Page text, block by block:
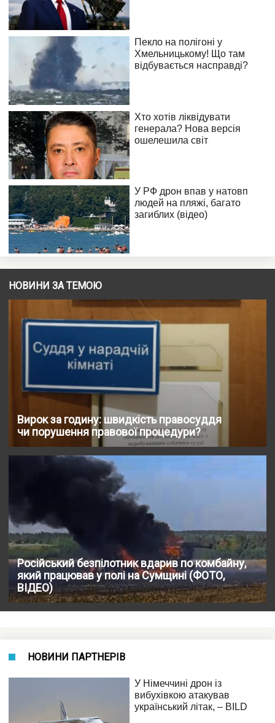
НОВИНИ ЗА ТЕМОЮ
Вирок за годину: швидкість правосуддя
чи порушення правової процедури?
Російський безпілотник вдарив по комбайну,
який працював у полі на Сумщині (ФОТО,
ВІДЕО)
НОВИНИ ПАРТНЕРІВ